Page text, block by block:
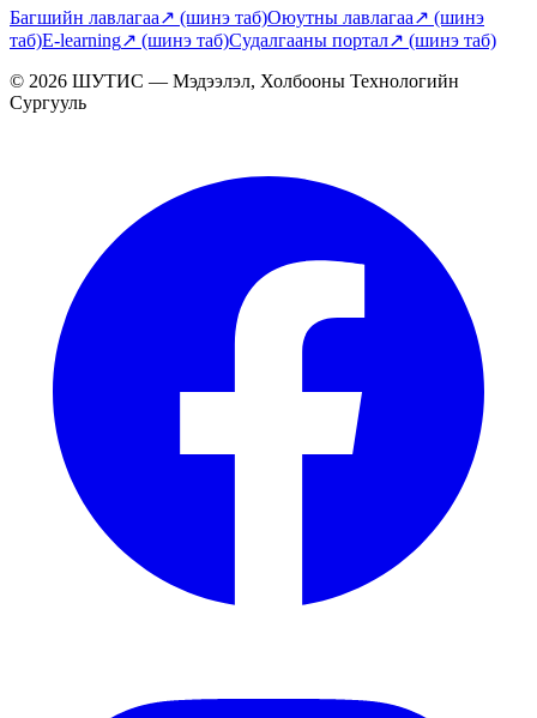
Багшийн лавлагаа↗ (шинэ таб)Оюутны лавлагаа↗ (шинэ
таб)E-learning↗ (шинэ таб)Судалгааны портал↗ (шинэ таб)
© 2026 ШУТИС — Мэдээлэл, Холбооны Технологийн
Сургууль